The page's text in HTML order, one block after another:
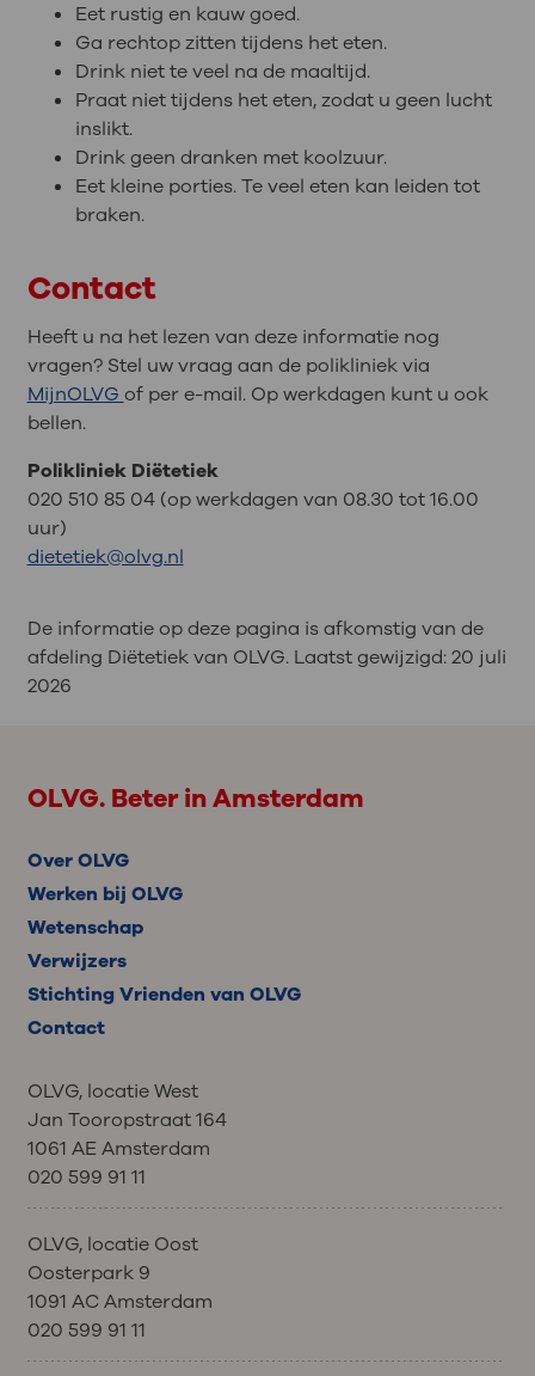
Eet rustig en kauw goed.
Ga rechtop zitten tijdens het eten.
Drink niet te veel na de maaltijd.
Praat niet tijdens het eten, zodat u geen lucht
inslikt.
Drink geen dranken met koolzuur.
Eet kleine porties. Te veel eten kan leiden tot
braken.
Contact
Heeft u na het lezen van deze informatie nog
vragen? Stel uw vraag aan de polikliniek via
MijnOLVG of per e-mail. Op werkdagen kunt u ook
bellen.
Polikliniek Diëtetiek
020 510 85 04 (op werkdagen van 08.30 tot 16.00
uur)
dietetiek@olvg.nl
De informatie op deze pagina is afkomstig van de
afdeling Diëtetiek van OLVG. Laatst gewijzigd:20 juli
2026
OLVG. Beter in Amsterdam
Over OLVG
Werken bij OLVG
Wetenschap
Verwijzers
Stichting Vrienden van OLVG
Contact
OLVG, locatie West
Jan Tooropstraat 164
1061 AE Amsterdam
020 599 91 11
OLVG, locatie Oost
Oosterpark 9
1091 AC Amsterdam
020 599 91 11